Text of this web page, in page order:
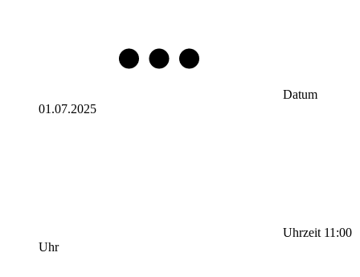
Datum
01.07.2025
Uhrzeit 11:00
Uhr